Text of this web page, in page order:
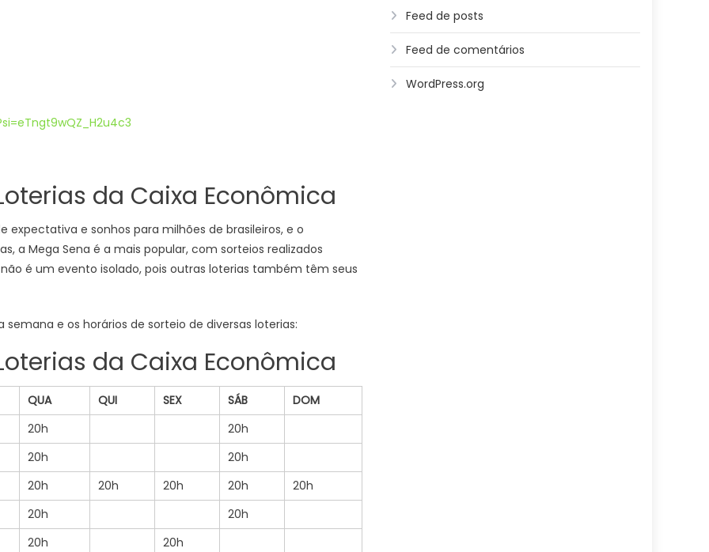
da Caixa Econômica
expectativa e sonhos para milhões de brasileiros, e o
a Mega Sena é a mais popular, com sorteios realizados
é um evento isolado, pois outras loterias também têm seus
e os horários de sorteio de diversas loterias:
da Caixa Econômica
QUA QUI SEX SÁB
DOM
20h
20h
20h
20h
20h
20h 20h 20h
20h
20h
20h
20h
20h
Feed de posts
Feed de comentários
WordPress.org